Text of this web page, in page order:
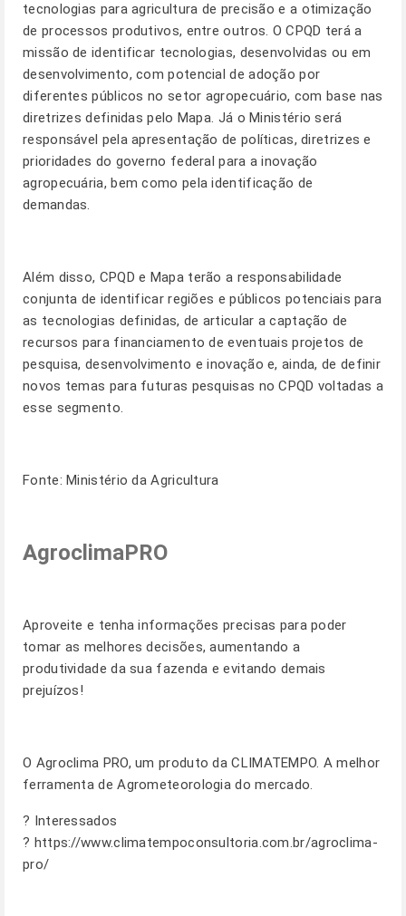
tecnologias para agricultura de precisão e a otimização
de processos produtivos, entre outros. O CPQD terá a
missão de identificar tecnologias, desenvolvidas ou em
desenvolvimento, com potencial de adoção por
diferentes públicos no setor agropecuário, com base nas
diretrizes definidas pelo Mapa. Já o Ministério será
responsável pela apresentação de políticas, diretrizes e
prioridades do governo federal para a inovação
agropecuária, bem como pela identificação de
demandas.
Além disso, CPQD e Mapa terão a responsabilidade
conjunta de identificar regiões e públicos potenciais para
as tecnologias definidas, de articular a captação de
recursos para financiamento de eventuais projetos de
pesquisa, desenvolvimento e inovação e, ainda, de definir
novos temas para futuras pesquisas no CPQD voltadas a
esse segmento.
Fonte: Ministério da Agricultura
AgroclimaPRO
Aproveite e tenha informações precisas para poder
tomar as melhores decisões, aumentando a
produtividade da sua fazenda e evitando demais
prejuízos!
O Agroclima PRO, um produto da CLIMATEMPO. A melhor
ferramenta de Agrometeorologia do mercado.
? Interessados
? https://www.climatempoconsultoria.com.br/agroclima-
pro/